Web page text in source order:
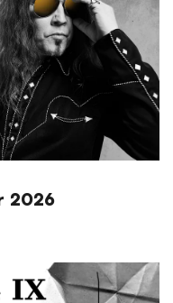
2026